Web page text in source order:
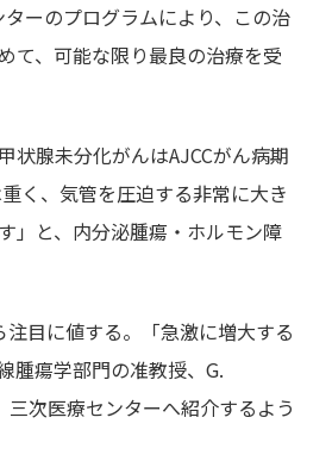
ーのプログラムにより、この治
て、可能な限り最良の治療を受
状腺未分化がんはAJCCがん病期
く、気管を圧迫する非常に大き
」と、内分泌腫瘍・ホルモン障
目に値する。「急激に増大する
腫瘍学部門の准教授、G.
次医療センターへ紹介するよう